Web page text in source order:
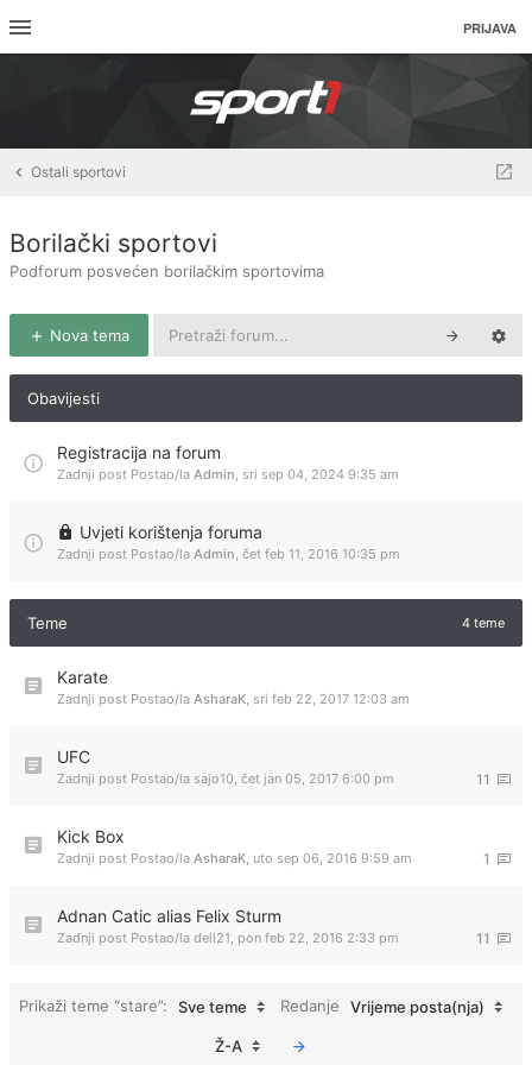
PRIJAVA
Ostali sportovi
Borilački sportovi
Podforum posvećen borilačkim sportovima
Nova tema
Obavijesti
Registracija na forum
Zadnji post Postao/la Admin, sri sep 04, 2024 9:35 am
Uvjeti korištenja foruma
Zadnji post Postao/la Admin, čet feb 11, 2016 10:35 pm
Teme 4 teme
Karate
Zadnji post Postao/la AsharaK, sri feb 22, 2017 12:03 am
UFC
11
Zadnji post Postao/la sajo10, čet jan 05, 2017 6:00 pm
Kick Box
1
Zadnji post Postao/la AsharaK, uto sep 06, 2016 9:59 am
Adnan Catic alias Felix Sturm
11
Zadnji post Postao/la dell21, pon feb 22, 2016 2:33 pm
Prikaži teme “stare”: Sve teme Redanje Vrijeme posta(nja)
Ž-A